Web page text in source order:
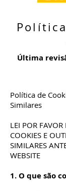
Última
Política de
Similares
LEI POR FAVOR
COOKIES E
SIMILARES
WEBSITE
1. O que são